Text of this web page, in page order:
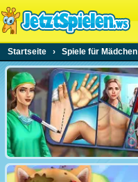
Startseite › Spiele für Mädchen